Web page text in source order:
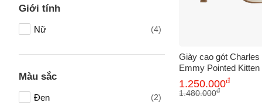
Giới tính
Nữ (4)
Màu sắc
Đen (2)
Giày cao gót Charles
Emmy Pointed
CK1-60361352 Chalk
Màu Trắng Phấn
1.250.000đ
1.480.000đ
Tên của